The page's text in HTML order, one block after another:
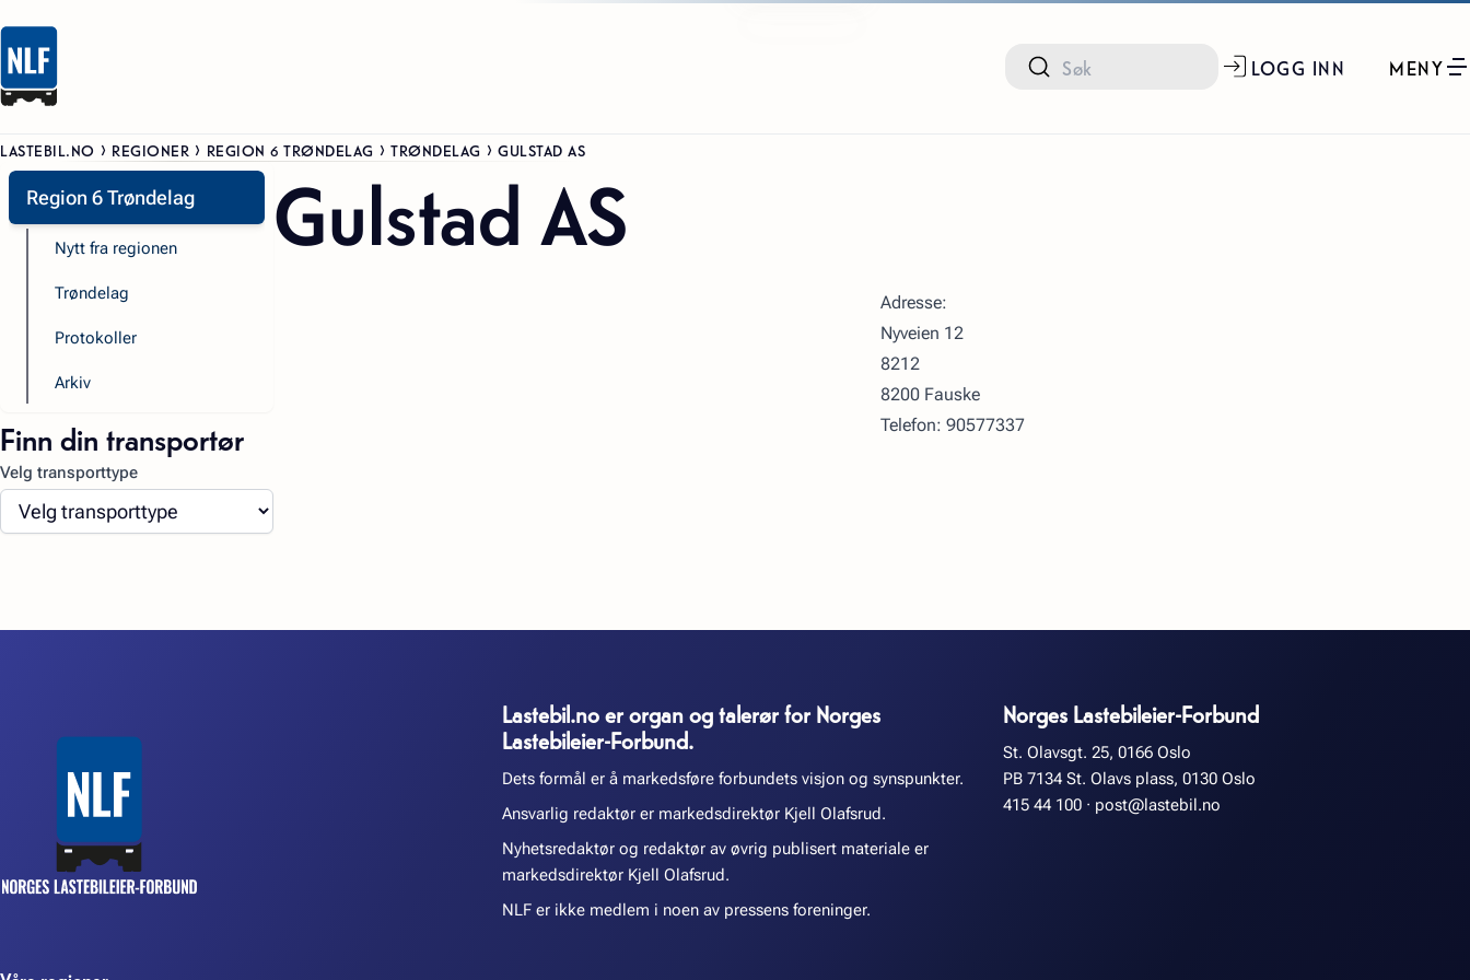
LOGG INN MENY
LASTEBIL.NO REGIONER REGION 6 TRØNDELAG TRØNDELAG GULSTAD AS
Region 6 Trøndelag
Nytt fra regionen
Trøndelag
Protokoller
Arkiv
Finn din transportør
Velg transporttype
Gulstad AS
Adresse:
Nyveien 12
8212
8200 Fauske
Telefon: 90577337
Lastebil.no er organ og talerør for Norges
Lastebileier-Forbund.
Dets formål er å markedsføre forbundets visjon og synspunkter.
Ansvarlig redaktør er markedsdirektør Kjell Olafsrud.
Nyhetsredaktør og redaktør av øvrig publisert materiale er
markedsdirektør Kjell Olafsrud.
NLF er ikke medlem i noen av pressens foreninger.
Norges Lastebileier-Forbund
St. Olavsgt. 25, 0166 Oslo
PB 7134 St. Olavs plass, 0130 Oslo
415 44 100 · post@lastebil.no